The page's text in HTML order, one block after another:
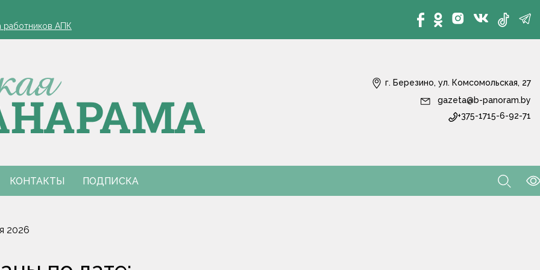
если у работника нет билетов, разъяснили в Минтруда
работников АПК
обязательна
Столинском районе
и предложил ускорить реализацию договоренностей
если у работника нет билетов, разъяснили в Минтруда
АПК
обязательна
Столинском районе
и предложил ускорить реализацию договоренностей
г. Березино, ул. Комсомольская, 27
gazeta@b-panoram.by
+375-1715-6-92-71
КОНТАКТЫ ПОДПИСКА
2026